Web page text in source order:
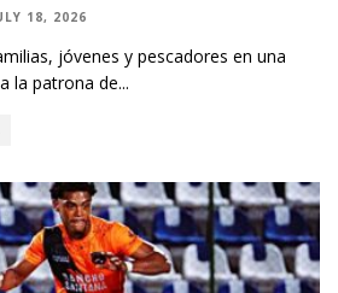
18, 2026
jóvenes y pescadores en una
la patrona de...